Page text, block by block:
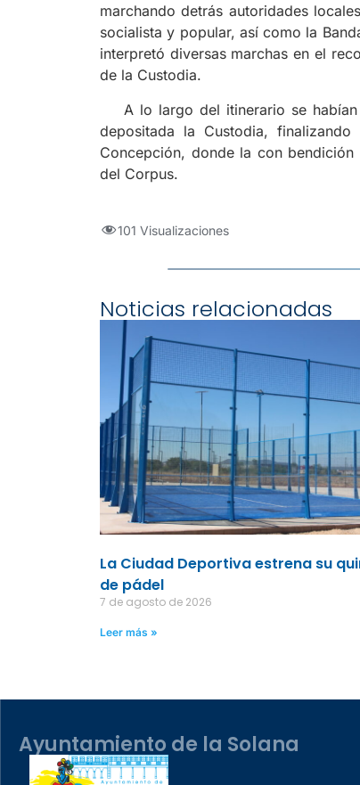
marchando detrás autoridades
socialista y popular, así como la
interpretó diversas marchas en el
de la Custodia.
A lo largo del itinerario se habían
depositada la Custodia,
Concepción, donde la con
del Corpus.
101 Visualizaciones
Noticias relacionadas
La Ciudad Deportiva estrena su
de pádel
7 de agosto de 2026
Leer más »
Ayuntamiento de la Solana